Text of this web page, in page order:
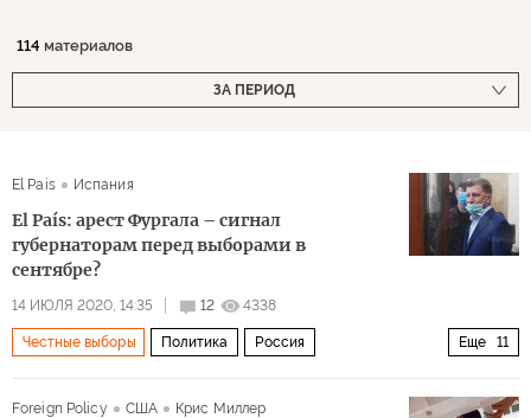
114 материалов
ЗА ПЕРИОД
El Pais Испания
El País: арест Фургала – сигнал
губернаторам перед выборами в
сентябре?
14 ИЮЛЯ 2020, 14:35 12 4338
Еще 11
Честные выборы Политика Россия
Foreign Policy США Крис Миллер